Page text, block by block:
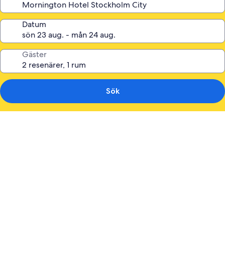
Datum
Gäster
Sök